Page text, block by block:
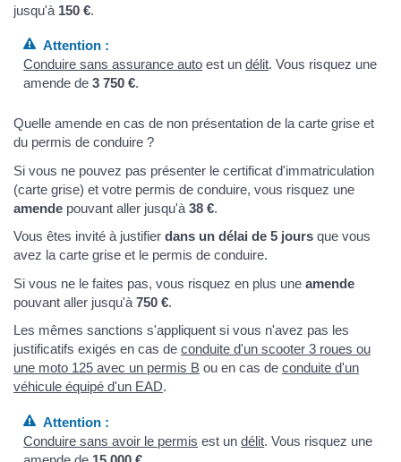
jusqu'à 150 €.
Attention :
Conduire sans assurance auto est undélit. Vous risquez une
amende de3 750 €.
Quelle amende en cas de non présentation de la carte grise et
du permis de conduire ?
Si vous ne pouvez pas présenter le certificat d'immatriculation
(carte grise) et votre permis de conduire, vous risquez une
amende pouvant aller jusqu'à 38 €.
Vous êtes invité à justifier dans un délai de 5 jours que vous
avez la carte grise et le permis de conduire.
Si vous ne le faites pas, vous risquez en plus une amende
pouvant aller jusqu'à 750 €.
Les mêmes sanctions s'appliquent si vous n'avez pas les
justificatifs exigés en cas de conduite d'un scooter 3 roues ou
une moto 125 avec un permis B ou en cas de conduite d'un
véhicule équipé d'un EAD.
Attention :
Conduire sans avoir le permis est undélit. Vous risquez une